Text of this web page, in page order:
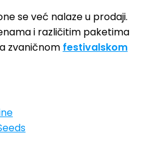
se već nalaze u prodaji.
i različitim paketima
zvaničnom festivalskom